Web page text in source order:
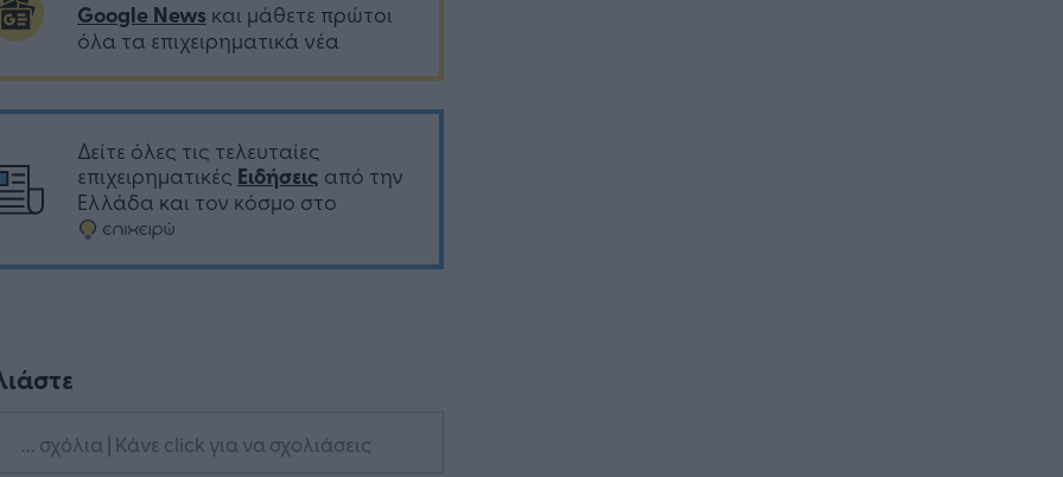
Google News και μάθετε πρώτοι
όλα τα επιχειρηματικά νέα
Δείτε όλες τις τελευταίες
επιχειρηματικές Ειδήσεις από την
Ελλάδα και τον κόσμο στο
... σχόλια | Κάνε click για να σχολιάσεις